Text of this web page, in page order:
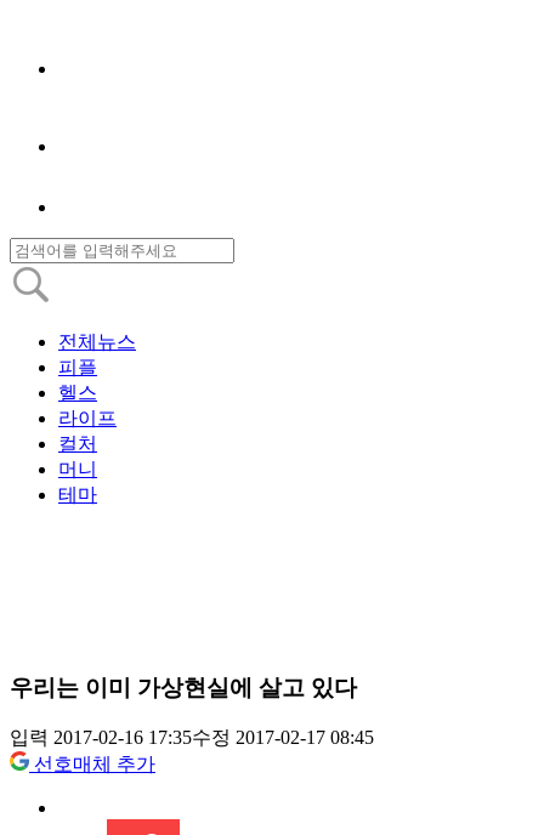
전체뉴스
피플
헬스
라이프
컬처
머니
테마
우리는 이미 가상현실에 살고 있다
입력 2017-02-16 17:35수정 2017-02-17 08:45
선호매체 추가